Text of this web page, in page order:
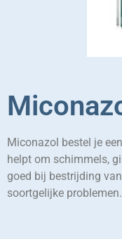
Miconazol bestel je
helpt om schimmels,
goed bij bestrijding
soortgelijke problemen.